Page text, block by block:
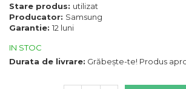
Makita
Maxcom
Nokia
OralB
Laveta
Mufa Jack
Pen
Periute de dinti electrice
Telefon IHunt
Telefon LG
Telefon Opo
Stare produs: utilizat
Producator: Samsung
Garantie: 12 luni
IN STOC
Durata de livrare: Grăbește-te! Produs